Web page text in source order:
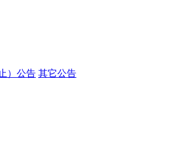
）公告 其它公告